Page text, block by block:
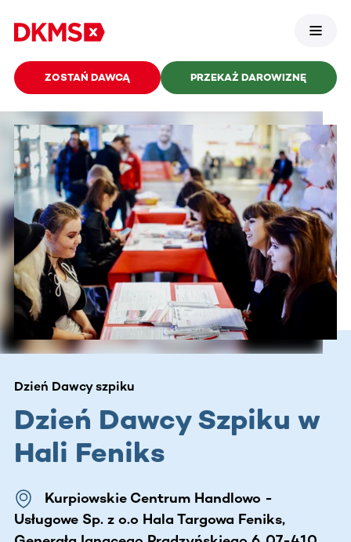
ZOSTAŃ DAWCĄ PRZEKAŻ DAROWIZNĘ
Dzień Dawcy szpiku
Dzień Dawcy Szpiku w
Hali Feniks
Kurpiowskie Centrum Handlowo -
Usługowe Sp. z o.o Hala Targowa Feniks,